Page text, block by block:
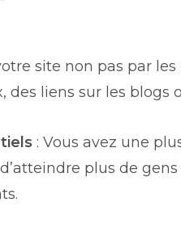
site non pas par
des liens sur les blogs
: Vous avez une
plus de